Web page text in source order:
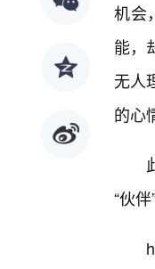
机会
能，
无人
的心
“伙伴